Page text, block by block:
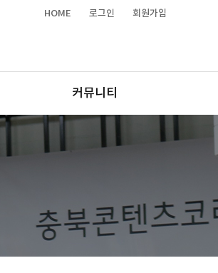
HOME 로그인 회원가입
커뮤니티